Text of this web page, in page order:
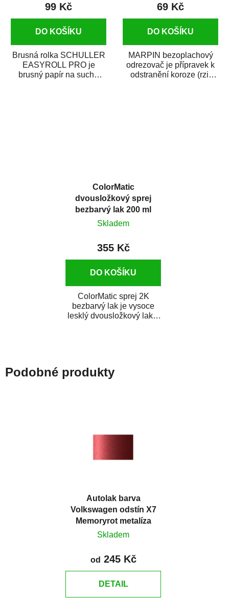
99 Kč
DO KOŠÍKU
Brusná rolka SCHULLER
EASYROLL PRO je
brusný papír na suché
69 Kč
DO KOŠÍKU
MARPIN bezoplachový
odrezovač je přípravek k
odstranění koroze (rzi)
ColorMatic
dvousložkový sprej
bezbarvý lak 200 ml
Skladem
355 Kč
DO KOŠÍKU
ColorMatic sprej 2K
bezbarvý lak je vysoce
lesklý dvousložkový lak s
Podobné produkty
Autolak barva
Volkswagen odstín X7
Memoryrot metalíza
Skladem
od 245 Kč
DETAIL